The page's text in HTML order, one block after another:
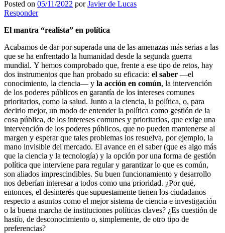
Posted on 05/11/2022 porJavier de Lucas
Responder
El mantra “realista” en política
Acabamos de dar por superada una de las amenazas más serias a las
que se ha enfrentado la humanidad desde la segunda guerra
mundial. Y hemos comprobado que, frente a ese tipo de retos, hay
dos instrumentos que han probado su eficacia: el saber —el
conocimiento, la ciencia— y la acción en común, la intervención
de los poderes públicos en garantía de los intereses comunes
prioritarios, como la salud. Junto a la ciencia, la política, o, para
decirlo mejor, un modo de entender la política como gestión de la
cosa pública, de los intereses comunes y prioritarios, que exige una
intervención de los poderes públicos, que no pueden mantenerse al
margen y esperar que tales problemas los resuelva, por ejemplo, la
mano invisible del mercado. El avance en el saber (que es algo más
que la ciencia y la tecnología) y la opción por una forma de gestión
política que interviene para regular y garantizar lo que es común,
son aliados imprescindibles. Su buen funcionamiento y desarrollo
nos deberían interesar a todos como una prioridad. ¿Por qué,
entonces, el desinterés que supuestamente tienen los ciudadanos
respecto a asuntos como el mejor sistema de ciencia e investigación
o la buena marcha de instituciones políticas claves? ¿Es cuestión de
hastío, de desconocimiento o, simplemente, de otro tipo de
preferencias?